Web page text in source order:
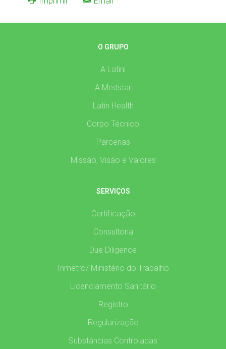
O GRUPO
A Latini
A Medstar
Latin Health
Corpo Técnico
Parcerias
Missão, Visão e Valores
SERVIÇOS
Certificação
Consultoria
Due Diligence
Inmetro/ Ministério do Trabalho
Licenciamento Sanitário
Registro
Regularização
Substâncias Controladas